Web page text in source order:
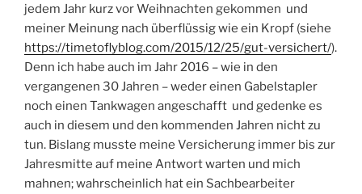
jedem Jahr kurz vor Weihnachten gekommen und
meiner Meinung nach überflüssig wie ein Kropf (siehe
https://timetoflyblog.com/2015/12/25/gut-versichert/).
Denn ich habe auch im Jahr 2016 – wie in den
vergangenen 30 Jahren – weder einen Gabelstapler
noch einen Tankwagen angeschafft und gedenke es
auch in diesem und den kommenden Jahren nicht zu
tun. Bislang musste meine Versicherung immer bis zur
Jahresmitte auf meine Antwort warten und mich
mahnen; wahrscheinlich hat ein Sachbearbeiter